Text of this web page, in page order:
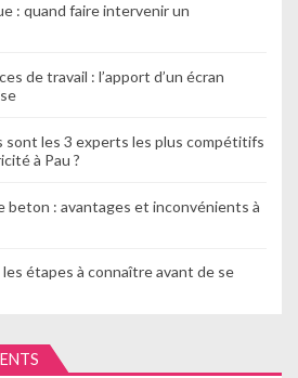
: quand faire intervenir un
de travail : l’apport d’un écran
sont les 3 experts les plus compétitifs
à Pau ?
beton : avantages et inconvénients à
étapes à connaître avant de se